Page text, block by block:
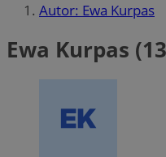
Autor: Ewa Kurpas
Ewa Kurpas